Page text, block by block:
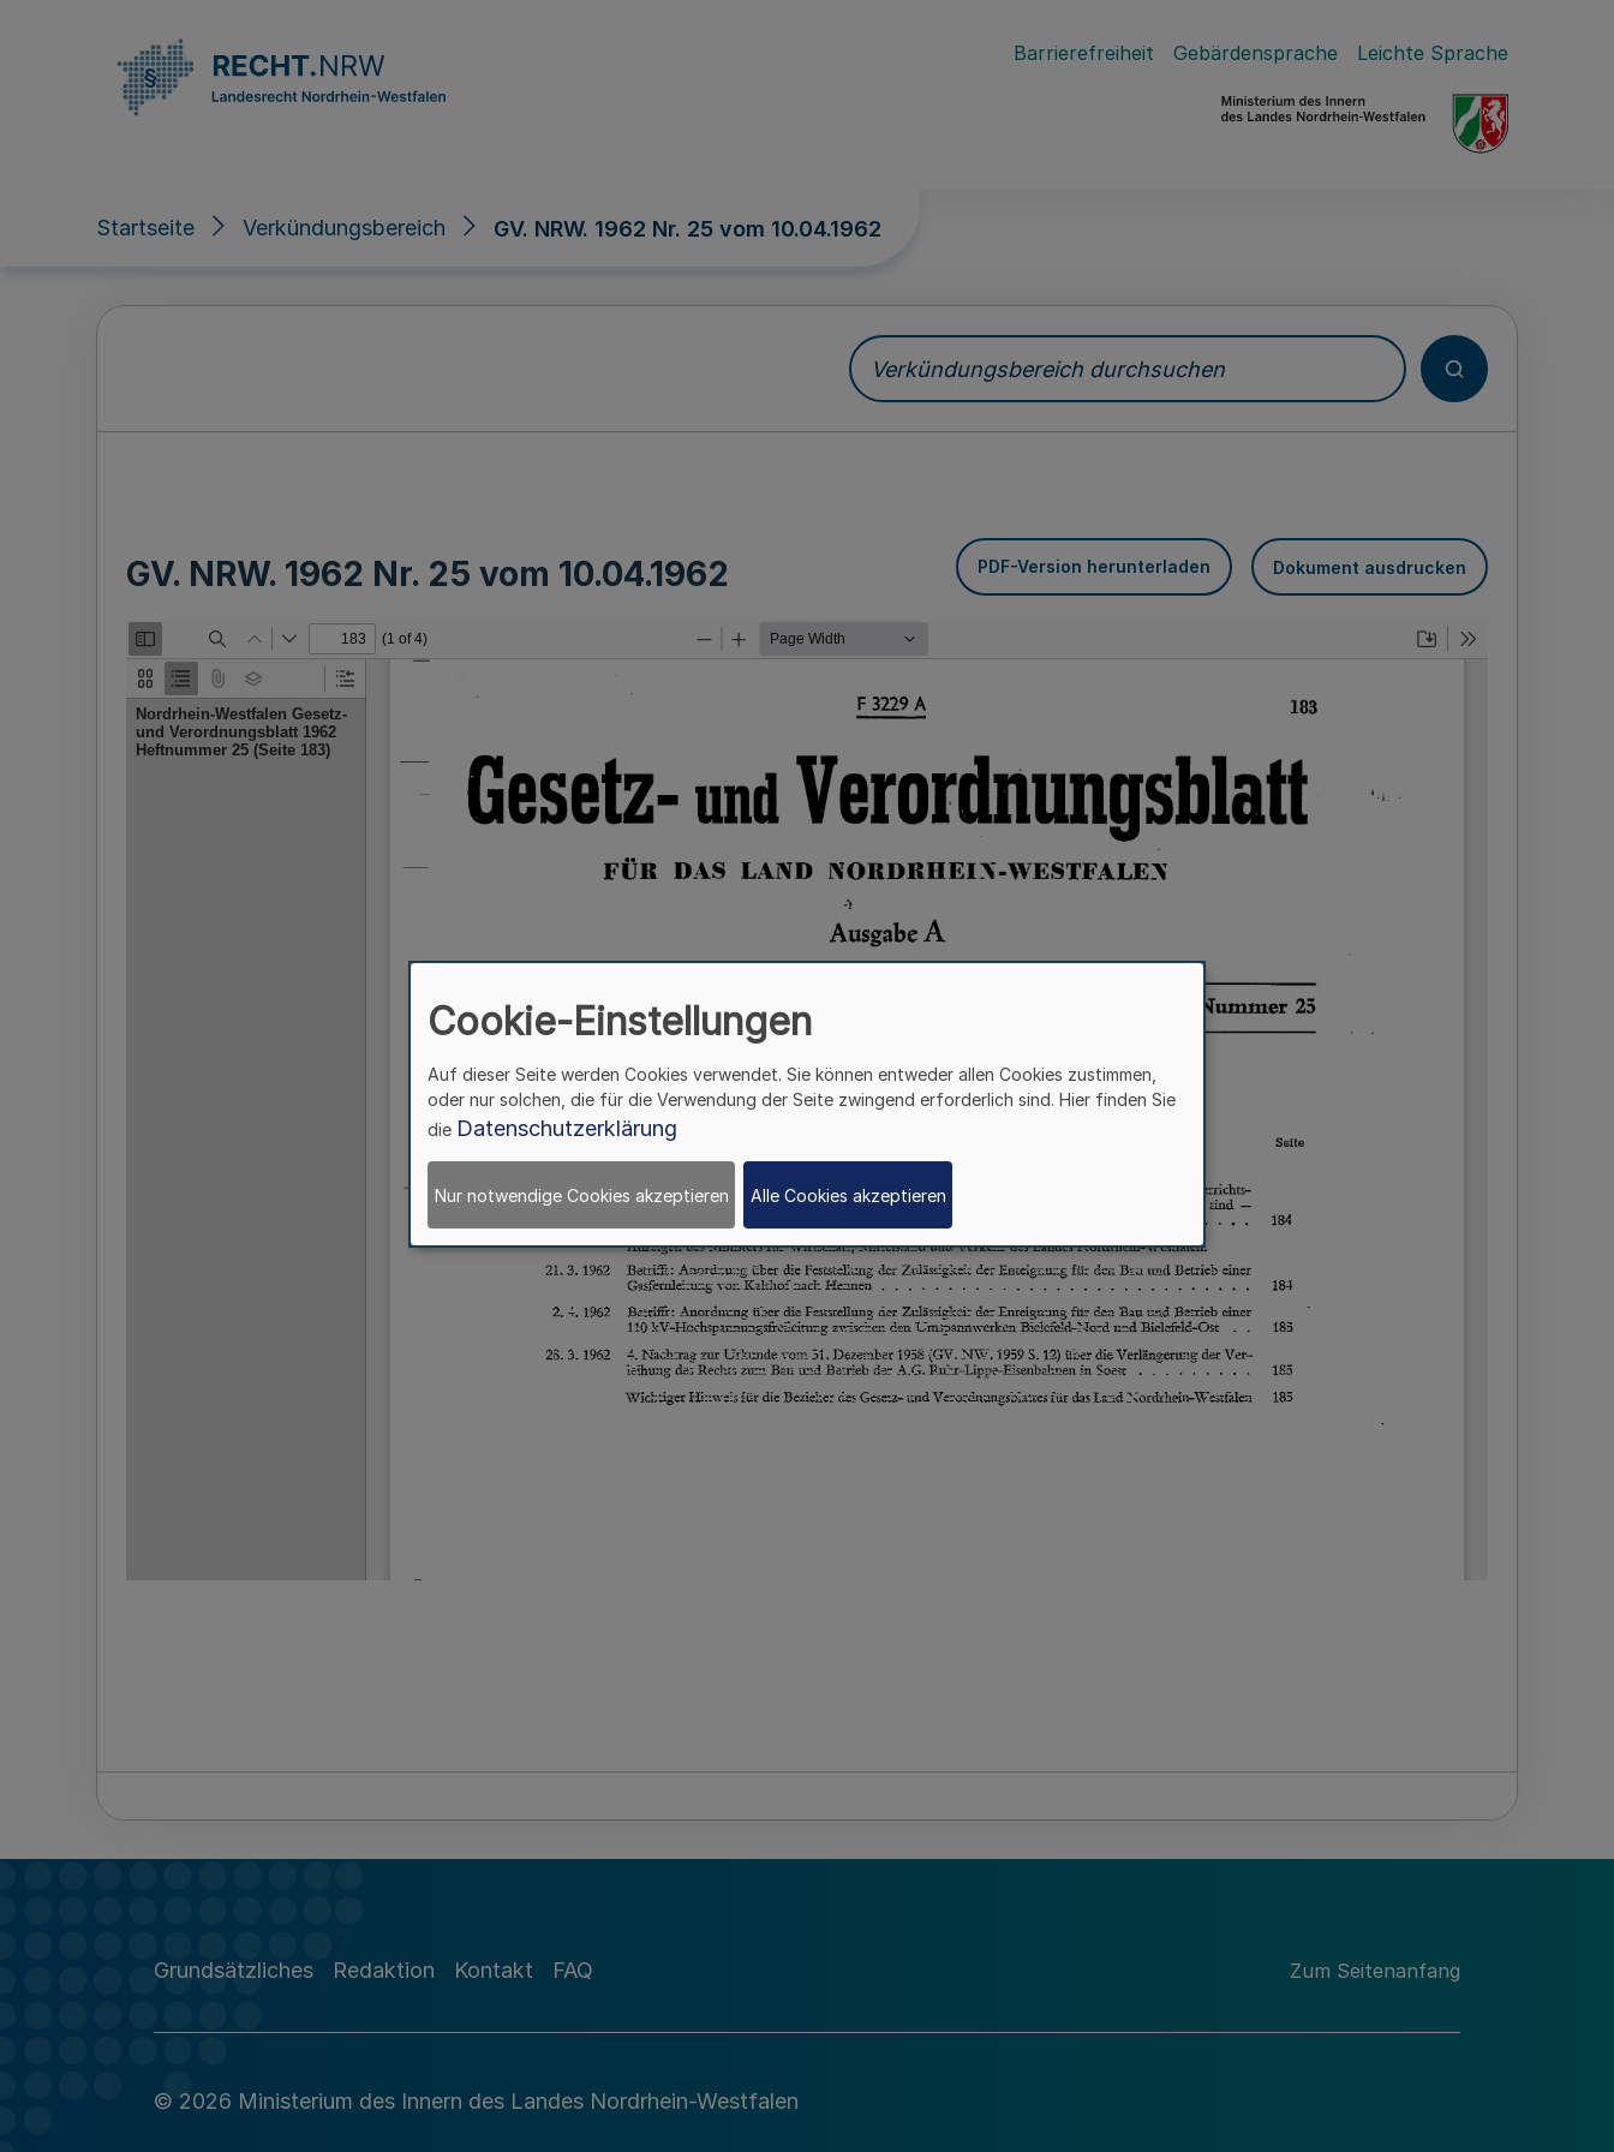
Barrierefreiheit Gebärdensprache Leichte Sprache
Startseite Verkündungsbereich GV. NRW. 1962 Nr. 25 vom 10.04.1962
Verkündungsbereich durchsuchen
GV. NRW. 1962 Nr. 25 vom 10.04.1962 PDF-Version herunterladen Dokument ausdrucken
Grundsätzliches Redaktion Kontakt FAQ Zum Seitenanfang
© 2026 Ministerium des Innern des Landes Nordrhein-Westfalen
Cookie-Einstellungen
Auf dieser Seite werden Cookies verwendet. Sie können entweder allen Cookies zustimmen,
oder nur solchen, die für die Verwendung der Seite zwingend erforderlich sind. Hier finden Sie
die Datenschutzerklärung
Nur notwendige Cookies akzeptieren Alle Cookies akzeptieren